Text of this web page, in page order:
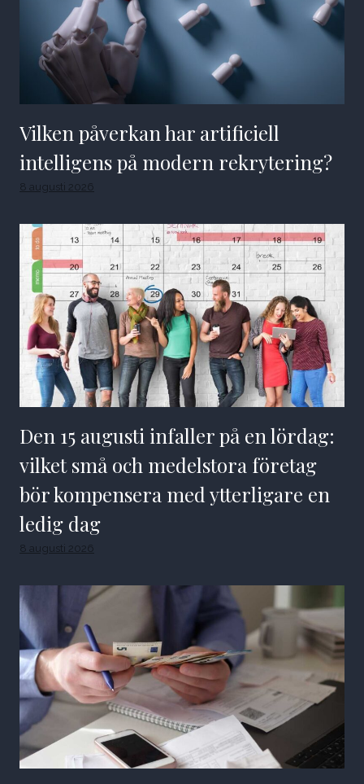
Vilken påverkan har artificiell
intelligens på modern rekrytering?
8 augusti 2026
Den 15 augusti infaller på en lördag:
vilket små och medelstora företag
bör kompensera med ytterligare en
ledig dag
8 augusti 2026